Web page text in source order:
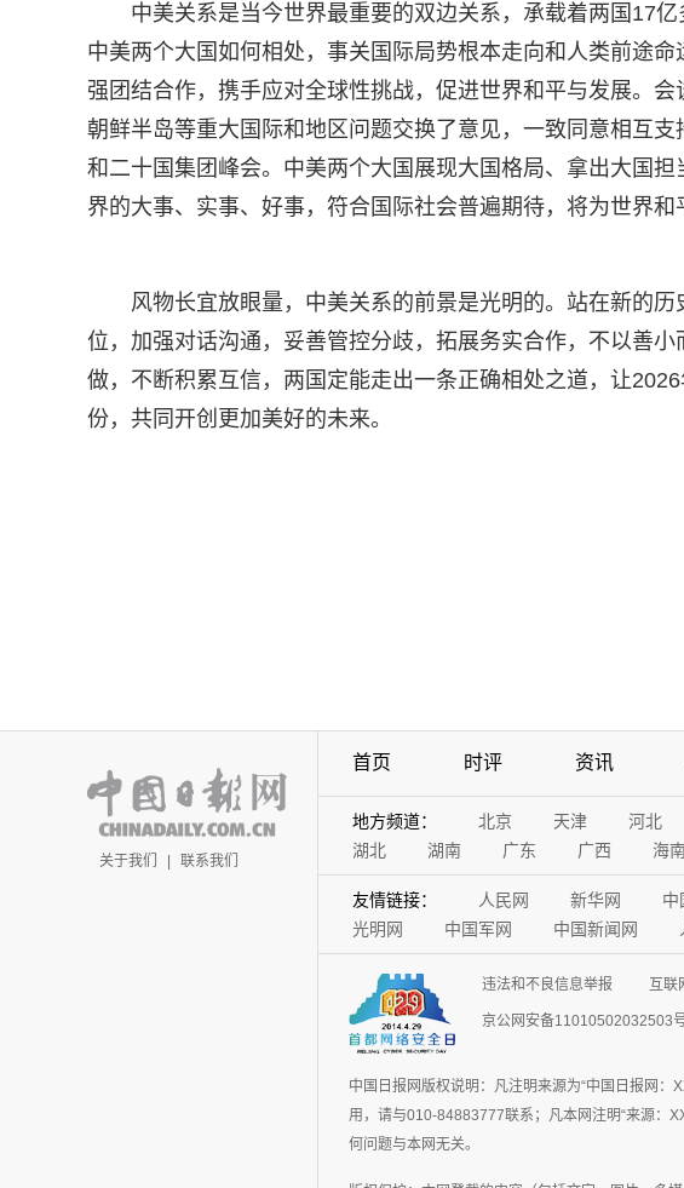
中美关系是当今世界最重要的双边关系，承载着两国17
中美两个大国如何相处，事关国际局势根本走向和人类前途
强团结合作，携手应对全球性挑战，促进世界和平与发展。会
朝鲜半岛等重大国际和地区问题交换了意见，一致同意相互
和二十国集团峰会。中美两个大国展现大国格局、拿出大国
界的大事、实事、好事，符合国际社会普遍期待，将为世界和
风物长宜放眼量，中美关系的前景是光明的。站在新的
位，加强对话沟通，妥善管控分歧，拓展务实合作，不以善
做，不断积累互信，两国定能走出一条正确相处之道，让
份，共同开创更加美好的未来。
关于我们 | 联系我们
首页 时评 资讯
地方频道： 北京 天津 河北
湖北
湖南 广东 广西 海
友情链接： 人民网 新华网 中
光明网
中国军网 中国新闻网
违法和不良信息举报 互联
京公网安备11010502032503
中国日报网版权说明：凡注明来源为“中国日报网
用，请与010-84883777联系；凡本网注明“来源：
何问题与本网无关。